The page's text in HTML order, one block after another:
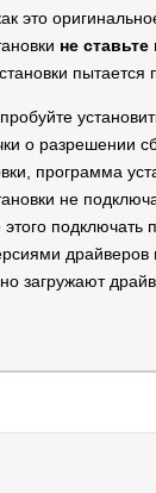
это
не
о разрешении
программа
не
подключать
драйверов
загружают